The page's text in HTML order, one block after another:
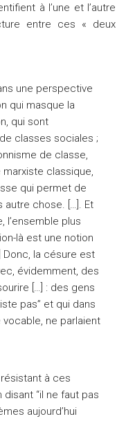
à l’une et l’autre
entre ces « deux
une perspective
qui masque la
qui sont
classes sociales ;
de classe,
classique,
qui permet de
autre chose. […]. Et
l’ensemble plus
là est une notion
la césure est
évidemment, des
[…] : des gens
pas” et qui dans
ne parlaient
à ces
“il ne faut pas
aujourd’hui